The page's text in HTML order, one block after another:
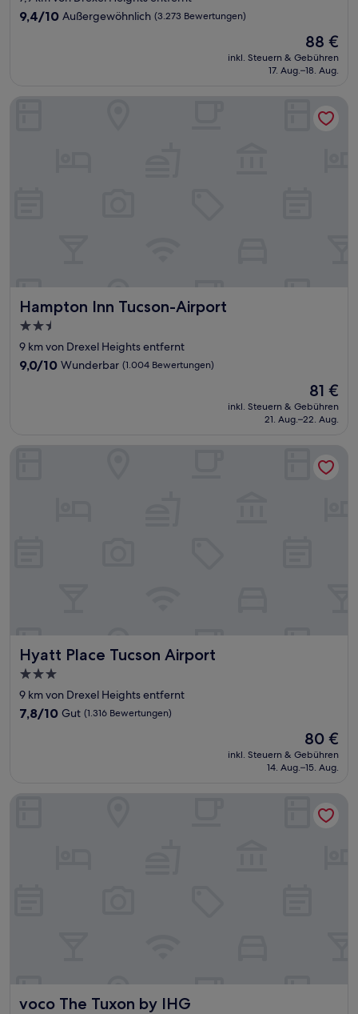
Unterkunft
9.4
9,4/10 Außergewöhnlich (3.273 Bewertungen)
Der
Preis
beträgt
88 €
inkl. Steuern & Gebühren
17. Aug.–18. Aug.
Hampton Inn Tucson-Airport
Hampton Inn Tucson-Airport
2.5-
Sterne-
Unterkunft
9 km von Drexel Heights entfernt
9.0
9,0/10 Wunderbar (1.004 Bewertungen)
Der
Preis
beträgt
81 €
inkl. Steuern & Gebühren
21. Aug.–22. Aug.
Hyatt Place Tucson Airport
Hyatt Place Tucson Airport
3.0-
Sterne-
Unterkunft
9 km von Drexel Heights entfernt
7.8
7,8/10 Gut (1.316 Bewertungen)
Der
Preis
beträgt
80 €
inkl. Steuern & Gebühren
14. Aug.–15. Aug.
Hyatt Place Tucson Airport
voco The Tuxon by IHG
voco The Tuxon by IHG